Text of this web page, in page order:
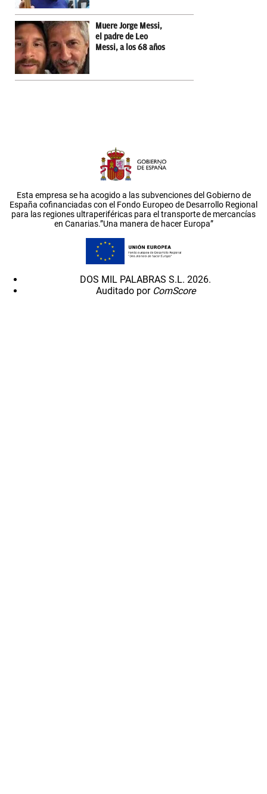
Muere Jorge Messi,
el padre de Leo
Messi, a los 68 años
Esta empresa se ha acogido a las subvenciones del Gobierno de
España cofinanciadas con el Fondo Europeo de Desarrollo Regional
para las regiones ultraperiféricas para el transporte de mercancías
en Canarias.”Una manera de hacer Europa”
DOS MIL PALABRAS S.L. 2026.
Auditado por ComScore